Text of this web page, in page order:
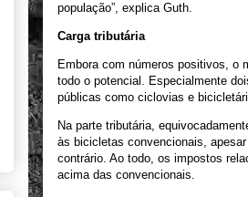
população”, explica Guth.
Carga tributária
Embora com números positivos, o
todo o potencial. Especialmente
públicas como ciclovias e
Na parte tributária,
às bicicletas convencionais,
contrário. Ao todo, os impostos
acima das convencionais.